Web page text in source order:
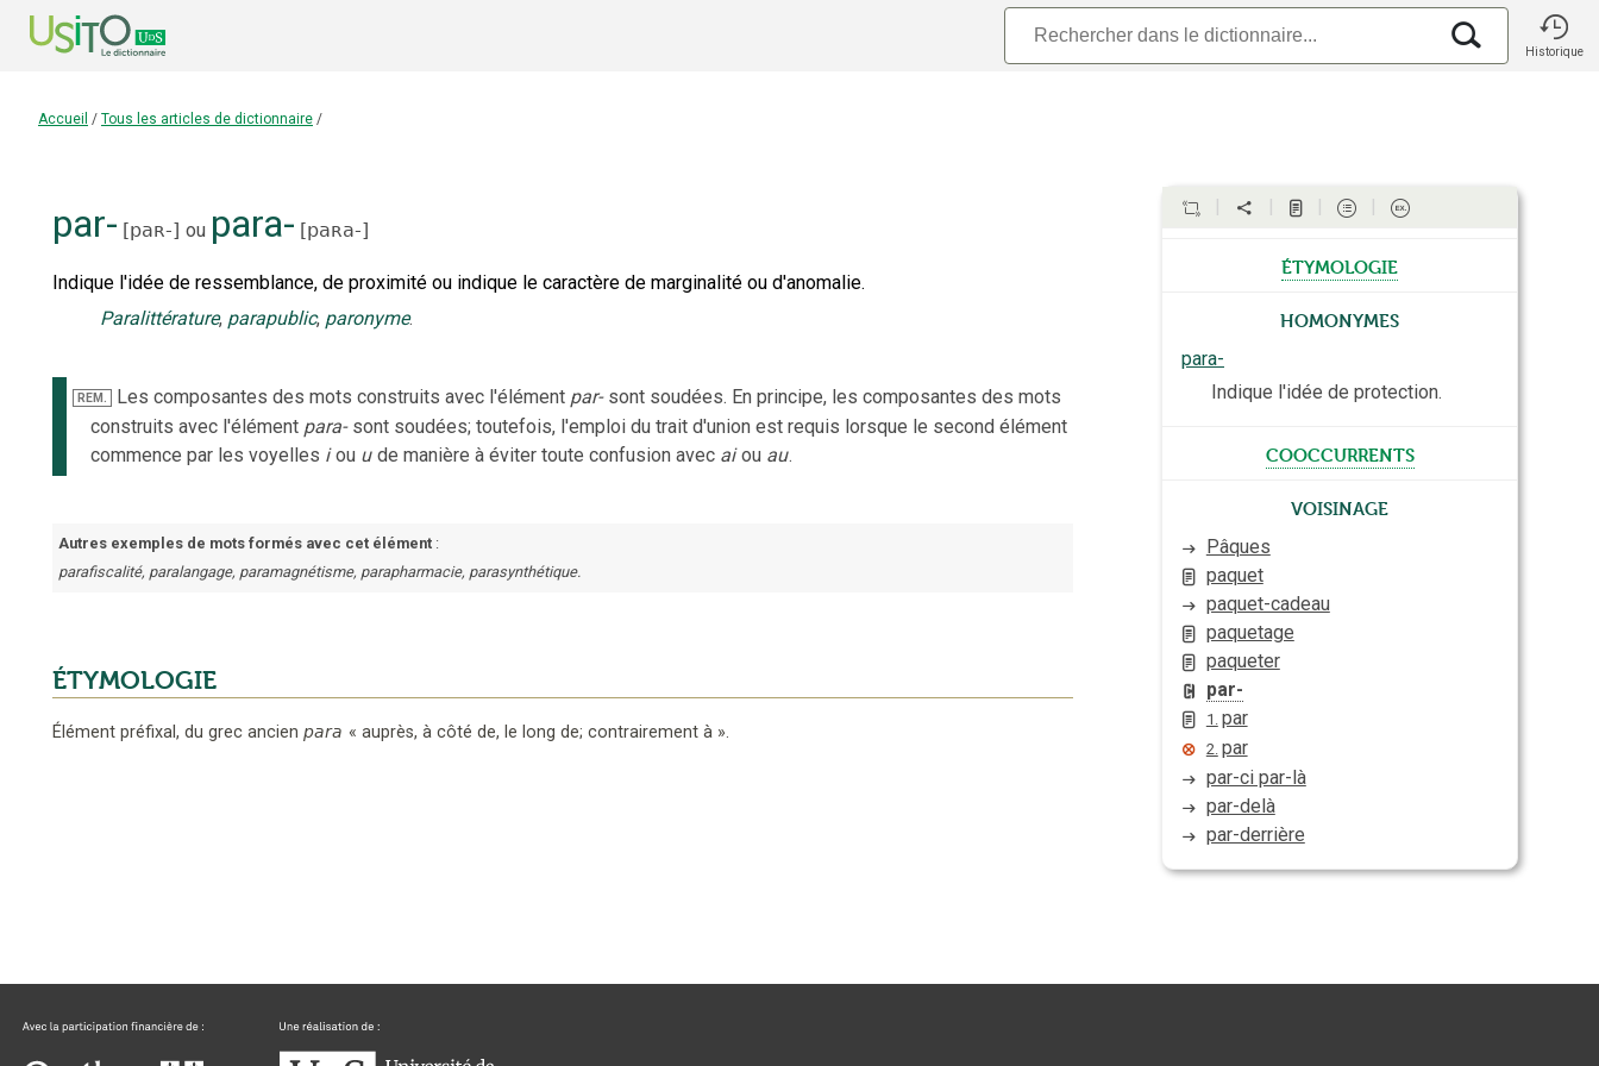
Historique
Accueil / Tous les articles de dictionnaire /
par- [paʀ-] ou para- [paʀa-]
Indique l'idée de ressemblance, de proximité ou indique le caractère de marginalité ou d'anomalie.
Paralittérature, parapublic, paronyme.
REM. Les composantes des mots construits avec l'élément par- sont soudées. En principe, les composantes des mots
construits avec l'élément para- sont soudées; toutefois, l'emploi du trait d'union est requis lorsque le second élément
commence par les voyelles i ou u de manière à éviter toute confusion avec ai ou au.
Autres exemples de mots formés avec cet élément :
parafiscalité, paralangage, paramagnétisme, parapharmacie, parasynthétique.
ÉTYMOLOGIE
Élément préfixal, du grec ancien para « auprès, à côté de, le long de; contrairement à ».
étymologie
Homonymes
para-
Indique l'idée de protection.
cooccurrents
Voisinage
Pâques
paquet
paquet-cadeau
paquetage
paqueter
par-
1. par
2. par
par-ci par-là
par-delà
par-derrière